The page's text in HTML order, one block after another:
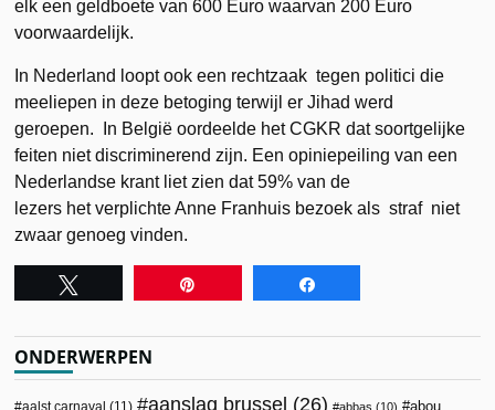
elk een geldboete van 600 Euro waarvan 200 Euro
voorwaardelijk.
In Nederland loopt ook een rechtzaak tegen politici die
meeliepen in deze betoging terwijl er Jihad werd
geroepen. In België oordeelde het CGKR dat soortgelijke
feiten niet discriminerend zijn. Een opiniepeiling van een
Nederlandse krant liet zien dat 59% van de
lezers het verplichte Anne Franhuis bezoek als straf niet
zwaar genoeg vinden.
ONDERWERPEN
aalst carnaval (11) aanslag brussel (26) abbas (10)
abou